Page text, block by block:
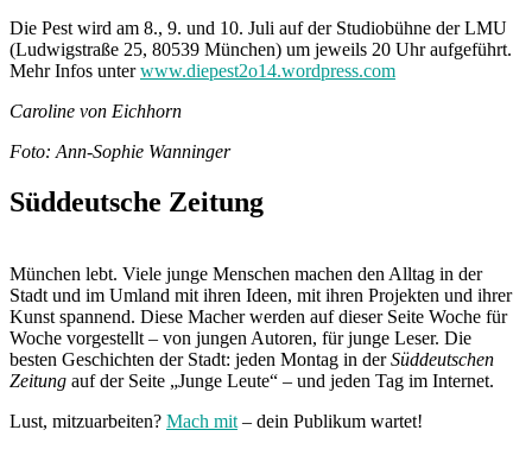
Die Pest wird am 8., 9. und 10. Juli auf der Studiobühne der LMU
(Ludwigstraße 25, 80539 München) um jeweils 20 Uhr aufgeführt.
Mehr Infos unterwww.diepest2o14.wordpress.com
Caroline von Eichhorn
Foto: Ann-Sophie Wanninger
Süddeutsche Zeitung
München lebt. Viele junge Menschen machen den Alltag in der
Stadt und im Umland mit ihren Ideen, mit ihren Projekten und ihrer
Kunst spannend. Diese Macher werden auf dieser Seite Woche für
Woche vorgestellt – von jungen Autoren, für junge Leser. Die
besten Geschichten der Stadt: jeden Montag in derSüddeutschen
Zeitung auf der Seite „Junge Leute“ – und jeden Tag im Internet.
Lust, mitzuarbeiten? Mach mit – dein Publikum wartet!